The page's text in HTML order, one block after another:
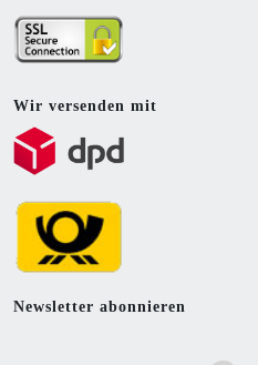
Wir versenden mit
Newsletter abonnieren